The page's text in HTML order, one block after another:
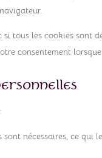
tous les cookies sont
consentement
nécessaires, ce qui